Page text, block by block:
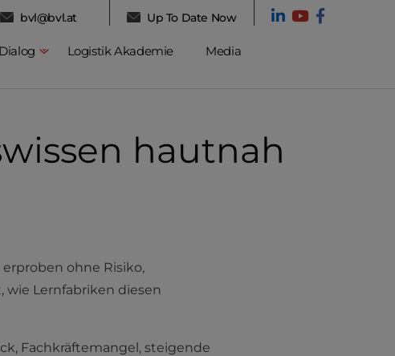
bvl@bvl.at Up To Date Now
Logistik Akademie Media
hautnah
ohne Risiko,
wie Lernfabriken diesen
Fachkräftemangel, steigende